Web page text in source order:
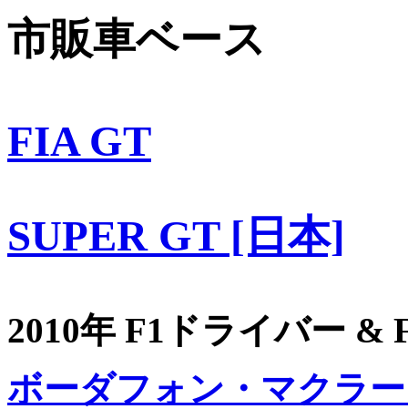
市販車ベース
FIA GT
SUPER GT [日本]
2010年 F1ドライバー &
ボーダフォン・マクラ